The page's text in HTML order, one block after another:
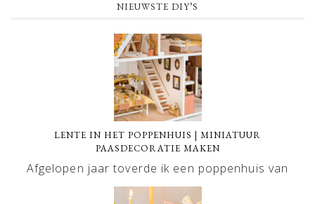
NIEUWSTE DIY’S
LENTE IN HET POPPENHUIS | MINIATUUR
PAASDECORATIE MAKEN
Afgelopen jaar toverde ik een poppenhuis van